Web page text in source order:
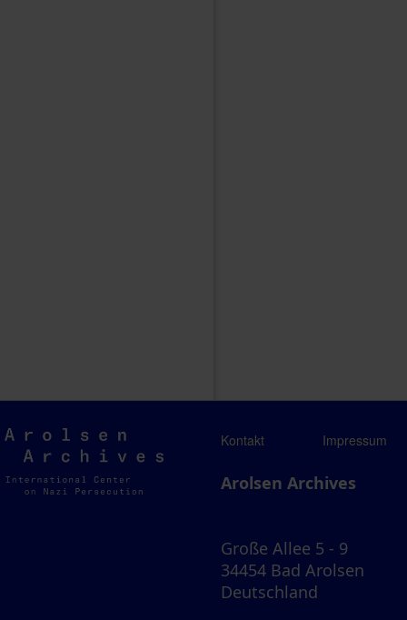
Arolsen
Archives
Kontakt Impressum
Arolsen Archives
Große Allee 5 - 9
34454 Bad Arolsen
Deutschland